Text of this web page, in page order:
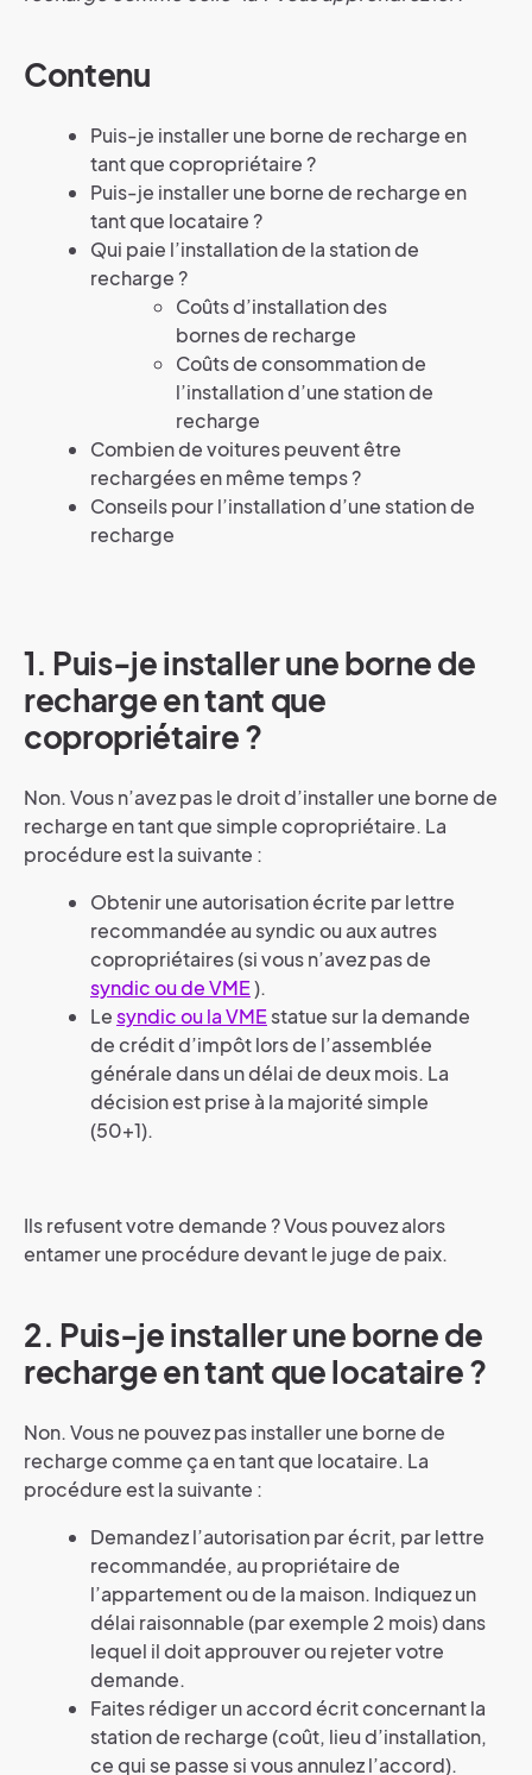
Contenu
Puis-je installer une borne de recharge en
tant que copropriétaire ?
Puis-je installer une borne de recharge en
tant que locataire ?
Qui paie l’installation de la station de
recharge ?
Coûts d’installation des
bornes de recharge
Coûts de consommation de
l’installation d’une station de
recharge
Combien de voitures peuvent être
rechargées en même temps ?
Conseils pour l’installation d’une station de
recharge
1. Puis-je installer une borne de
recharge en tant que
copropriétaire ?
Non. Vous n’avez pas le droit d’installer une borne de
recharge en tant que simple copropriétaire. La
procédure est la suivante :
Obtenir une autorisation écrite par lettre
recommandée au syndic ou aux autres
copropriétaires (si vous n’avez pas de
syndic ou de VME).
Lesyndic ou la VMEstatue sur la demande
de crédit d’impôt lors de l’assemblée
générale dans un délai de deux mois. La
décision est prise à la majorité simple
(50+1).
Ils refusent votre demande ? Vous pouvez alors
entamer une procédure devant le juge de paix.
2. Puis-je installer une borne de
recharge en tant que locataire ?
Non. Vous ne pouvez pas installer une borne de
recharge comme ça en tant que locataire. La
procédure est la suivante :
Demandez l’autorisation par écrit, par lettre
recommandée, au propriétaire de
l’appartement ou de la maison. Indiquez un
délai raisonnable (par exemple 2 mois) dans
lequel il doit approuver ou rejeter votre
demande.
Faites rédiger un accord écrit concernant la
station de recharge (coût, lieu d’installation,
ce qui se passe si vous annulez l’accord).